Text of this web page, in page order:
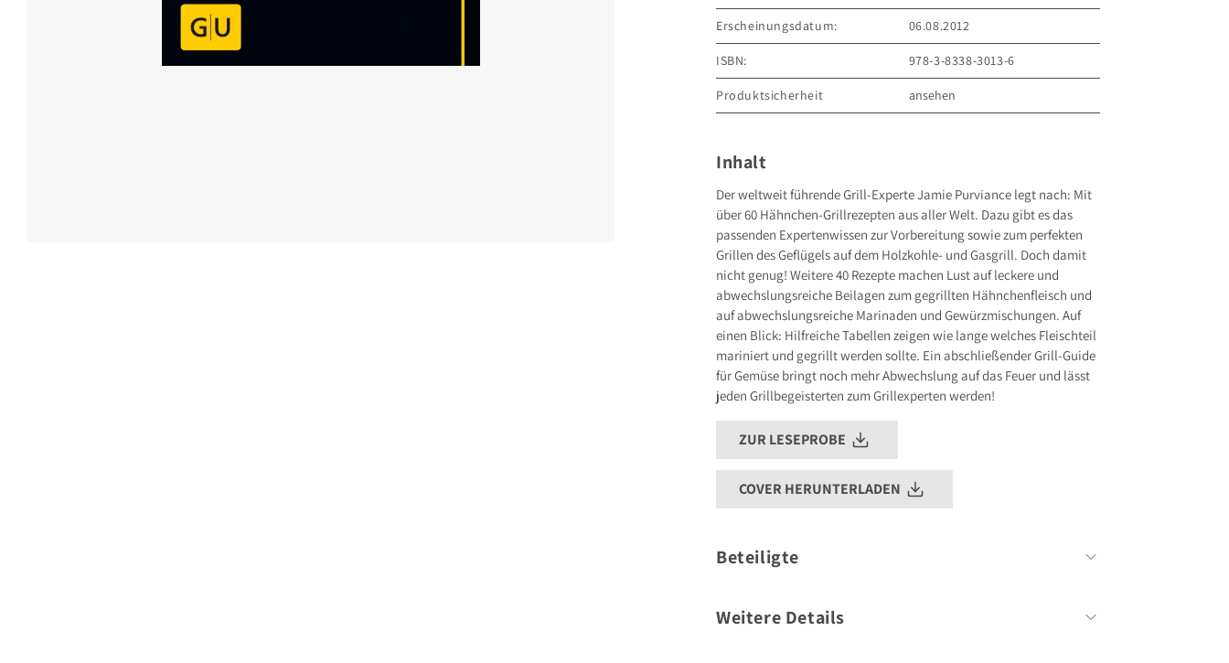
Erscheinungsdatum: 06.08.2012
ISBN: 978-3-8338-3013-6
Produktsicherheit
ansehen
81675 München
Deutschland
Sicherheitshinweis entsprechend Art. 9 Abs. 7 S. 2 derGPSR
entbehrlich
Inhalt
Der weltweit führende Grill-Experte Jamie Purviance legt nach: Mit
über 60 Hähnchen-Grillrezepten aus aller Welt. Dazu gibt es das
passenden Expertenwissen zur Vorbereitung sowie zum perfekten
Grillen des Geflügels auf dem Holzkohle- und Gasgrill. Doch damit
nicht genug! Weitere 40 Rezepte machen Lust auf leckere und
abwechslungsreiche Beilagen zum gegrillten Hähnchenfleisch und
auf abwechslungsreiche Marinaden und Gewürzmischungen. Auf
einen Blick: Hilfreiche Tabellen zeigen wie lange welches Fleischteil
mariniert und gegrillt werden sollte. Ein abschließender Grill-Guide
für Gemüse bringt noch mehr Abwechslung auf das Feuer und lässt
jeden Grillbegeisterten zum Grillexperten werden!
ZUR LESEPROBE
COVER HERUNTERLADEN
Beteiligte
Weitere Details